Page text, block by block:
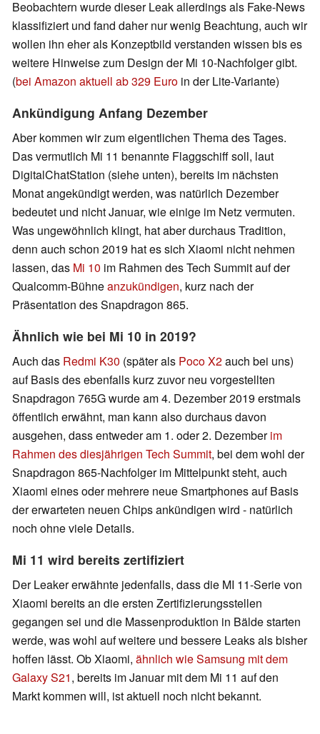
Beobachtern wurde dieser Leak allerdings als Fake-News
klassifiziert und fand daher nur wenig Beachtung, auch wir
wollen ihn eher als Konzeptbild verstanden wissen bis es
weitere Hinweise zum Design der Mi 10-Nachfolger gibt.
(bei Amazon aktuell ab 329 Euro in der Lite-Variante)
Ankündigung Anfang Dezember
Aber kommen wir zum eigentlichen Thema des Tages.
Das vermutlich Mi 11 benannte Flaggschiff soll, laut
DigitalChatStation (siehe unten), bereits im nächsten
Monat angekündigt werden, was natürlich Dezember
bedeutet und nicht Januar, wie einige im Netz vermuten.
Was ungewöhnlich klingt, hat aber durchaus Tradition,
denn auch schon 2019 hat es sich Xiaomi nicht nehmen
lassen, das Mi 10 im Rahmen des Tech Summit auf der
Qualcomm-Bühneanzukündigen, kurz nach der
Präsentation des Snapdragon 865.
Ähnlich wie bei Mi 10 in 2019?
Auch das Redmi K30 (später als Poco X2auch bei uns)
auf Basis des ebenfalls kurz zuvor neu vorgestellten
Snapdragon 765G wurde am 4. Dezember 2019 erstmals
öffentlich erwähnt, man kann also durchaus davon
ausgehen, dass entweder am 1. oder 2. Dezemberim
Rahmen des diesjährigen Tech Summit, bei dem wohl der
Snapdragon 865-Nachfolger im Mittelpunkt steht, auch
Xiaomi eines oder mehrere neue Smartphones auf Basis
der erwarteten neuen Chips ankündigen wird - natürlich
noch ohne viele Details.
Mi 11 wird bereits zertifiziert
Der Leaker erwähnte jedenfalls, dass die MI 11-Serie von
Xiaomi bereits an die ersten Zertifizierungsstellen
gegangen sei und die Massenproduktion in Bälde starten
werde, was wohl auf weitere und bessere Leaks als bisher
hoffen lässt. Ob Xiaomi, ähnlich wie Samsung mit dem
Galaxy S21, bereits im Januar mit dem Mi 11 auf den
Markt kommen will, ist aktuell noch nicht bekannt.